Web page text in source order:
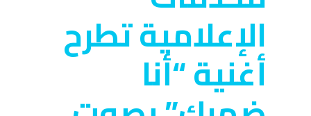
الإعلامية تطرح
أغنية “أنا